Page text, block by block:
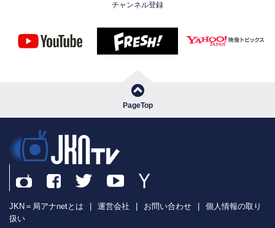
チャンネル登録
PageTop
JKN＝局アナnetとは 運営会社 お問い合わせ
個人情報の取り
扱い